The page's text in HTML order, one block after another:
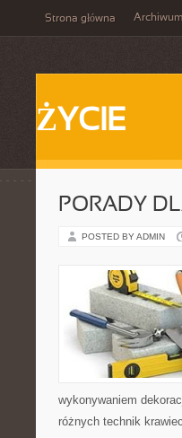
Strona główna Archiwum
ŻYCIE
PORADY
POSTED BY ADMIN
wykonywaniem
różnych technik